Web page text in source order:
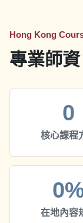
Hong Kong
專業師
0
核心課程
在地內容